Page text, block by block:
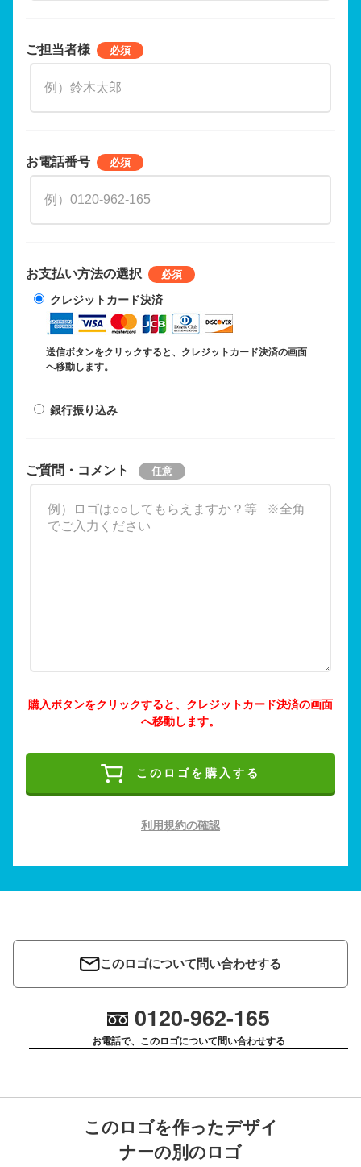
ご担当者様
お電話番号
お支払い方法の選択
クレジットカード決済
送信ボタンをクリックすると、クレジットカード決済の画面
へ移動します。
銀行振り込み
ご質問・コメント
購入ボタンをクリックすると、クレジットカード決済の画面
へ移動します。
このロゴを購入する
利用規約の確認
このロゴについて問い合わせする
0120-962-165
お電話で、このロゴについて問い合わせする
このロゴを作ったデザイ
ナーの別のロゴ